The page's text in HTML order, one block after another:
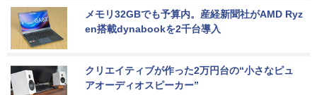
メモリ32GBでも予算内。産経新聞社がAMD Ryz
en搭載dynabookを2千台導入
クリエイティブが作った2万円台の“小さなピュ
アオーディオスピーカー”